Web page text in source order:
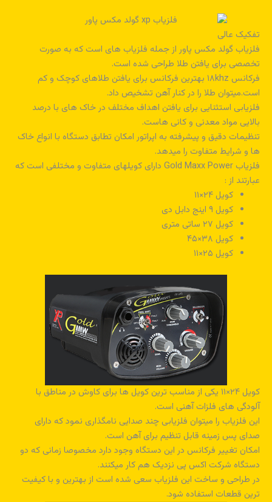
تفکیک عالی
فلزیاب گولد مکس پاور از جمله فلزیاب های است که به صورت
تخصصی برای یافتن طلا طراحی شده است.
فرکانس ۱۸khz بهترین فرکانس برای یافتن طلاهای کوچک و کم
است.میتوان طلا را در کنار آهن تشخیص داد.
فلزیابی استثنایی برای یافتن اهداف مختلف در خاک های با درصد
بالایی مواد معدنی و کانی هاست.
تنظیمات دقیق و پیشرفته به اپراتور امکان تطابق دستگاه با انواع خاک
ها و شرایط متفاوت را میدهد.
فلزیاب Gold Maxx Power دارای کویلهای متفاوت و مختلفی است که
عبارتند از :
کویل ۲۴×۱۱
کویل ۹ اینج دابل دی
کویل ۲۷ ساتی متری
کویل ۳۸×۴۵
کویل ۲۵×۱۱
کویل ۲۴×۱۱ یکی از مناسب ترین کویل ها برای کاوش در مناطق با
آلودگی های فلزات آهنی است.
این فلزیاب را میتوان فلزیابی چند صدایی نامگذاری نمود که دارای
صدای پس زمینه قابل تنظیم برای آهن است.
امکان تغییر فرکانس در این دستگاه وجود دارد مخصوصا زمانی که دو
دستگاه شرکت اکس پی نزدیک هم کار میکنند.
در طراحی و ساخت این فلزیاب سعی شده است از بهترین و با کیفیت
ترین قطعات استفاده شود.